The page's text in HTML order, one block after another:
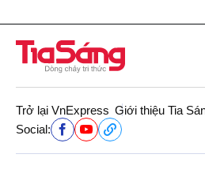
Trở lại VnExpress Giới thiệu Tia
Social: